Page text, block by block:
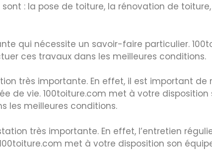
: la pose de toiture, la rénovation de
qui nécessite un savoir-faire particulier.
ces travaux dans les meilleures conditions.
très importante. En effet, il est important
de vie. 100toiture.com met à votre
les meilleures conditions.
très importante. En effet, l’entretien
met à votre disposition son